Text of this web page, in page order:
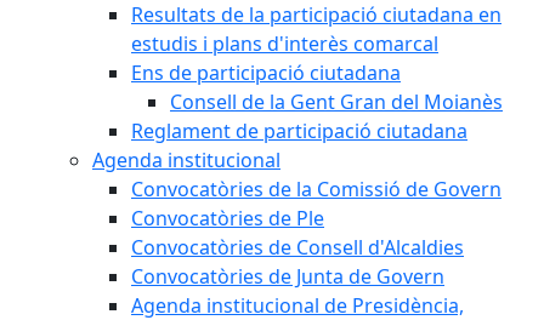
Resultats de la participació ciutadana en
estudis i plans d'interès comarcal
Ens de participació ciutadana
Consell de la Gent Gran del Moianès
Reglament de participació ciutadana
Agenda institucional
Convocatòries de la Comissió de Govern
Convocatòries de Ple
Convocatòries de Consell d'Alcaldies
Convocatòries de Junta de Govern
Agenda institucional de Presidència,